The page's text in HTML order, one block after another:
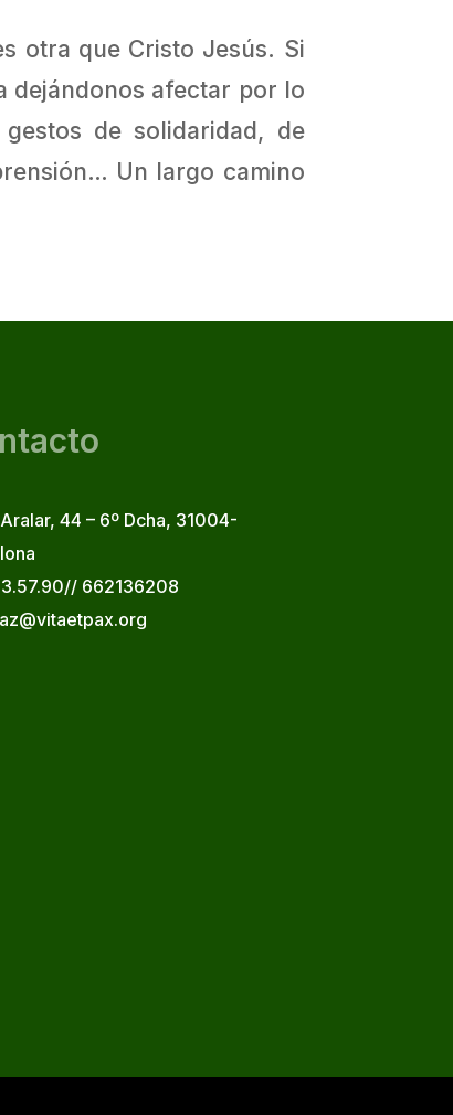
otra que Cristo Jesús. Si
dejándonos afectar por lo
de solidaridad, de
Un largo camino
44 – 6º Dcha, 31004-
662136208